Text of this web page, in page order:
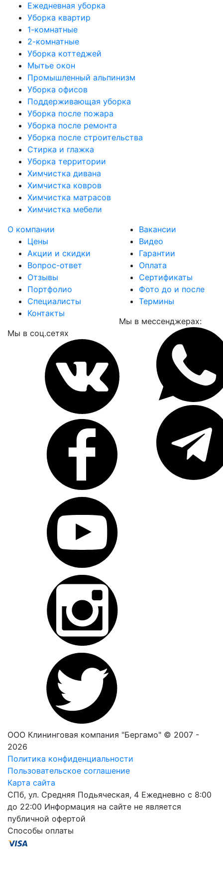
Ежедневная уборка
Уборка квартир
1-комнатные
2-комнатные
Уборка коттеджей
Мытье окон
Промышленный альпинизм
Уборка офисов
Поддерживающая уборка
Уборка после пожара
Уборка после ремонта
Уборка после строительства
Стирка и глажка
Уборка территории
Химчистка дивана
Химчистка ковров
Химчистка матрасов
Химчистка мебели
О компании
Цены
Акции и скидки
Вопрос-ответ
Отзывы
Портфолио
Специалисты
Контакты
Мы в соц.сетях
Вакансии
Видео
Гарантии
Оплата
Сертификаты
Фото до и после
Термины
Мы в мессенджерах:
ООО Клининговая компания "Бергамо" © 2007 -
2026
Политика конфиденциальности
Пользовательское соглашение
Карта сайта
СПб, ул. Средняя Подьяческая, 4 Ежедневно с 8:00
до 22:00 Информация на сайте не является
публичной офертой
Способы оплаты